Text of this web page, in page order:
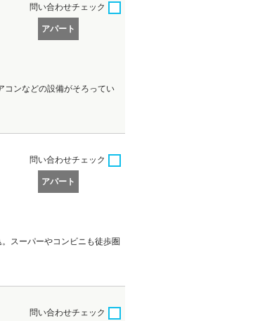
アパート
問い合わせチェック
コンなどの設備がそろってい
アパート
問い合わせチェック
スーパーやコンビニも徒歩圏
問い合わせチェック